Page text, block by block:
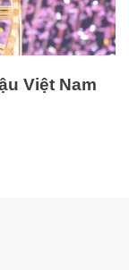
Việt Nam